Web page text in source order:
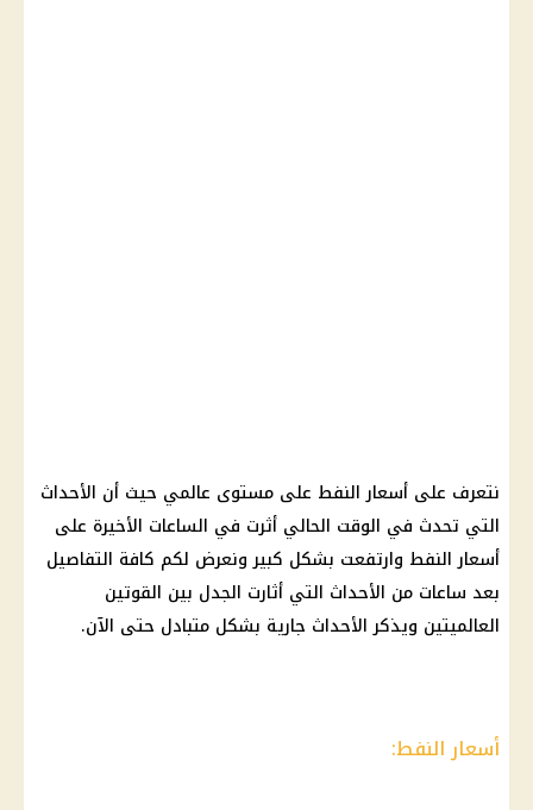
نتعرف على أسعار النفط على مستوى عالمي حيث أن الأحداث
التي تحدث في الوقت الحالي أثرت في الساعات الأخيرة على
أسعار النفط وارتفعت بشكل كبير ونعرض لكم كافة التفاصيل
بعد ساعات من الأحداث التي أثارت الجدل بين القوتين
العالميتين ويذكر الأحداث جارية بشكل متبادل حتى الآن.
أسعار النفط: